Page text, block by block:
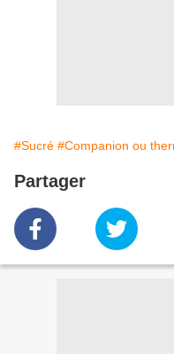
#Sucré #Companion ou
Partager